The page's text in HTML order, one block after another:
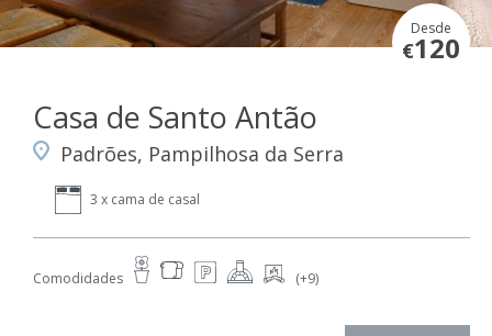
Desde
€120
Casa de Santo Antão
Padrões, Pampilhosa da Serra
3 x cama de casal
Comodidades (+9)